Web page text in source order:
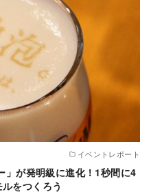
イベントレポート
」が発明級に進化！1秒間に4
をつくろう